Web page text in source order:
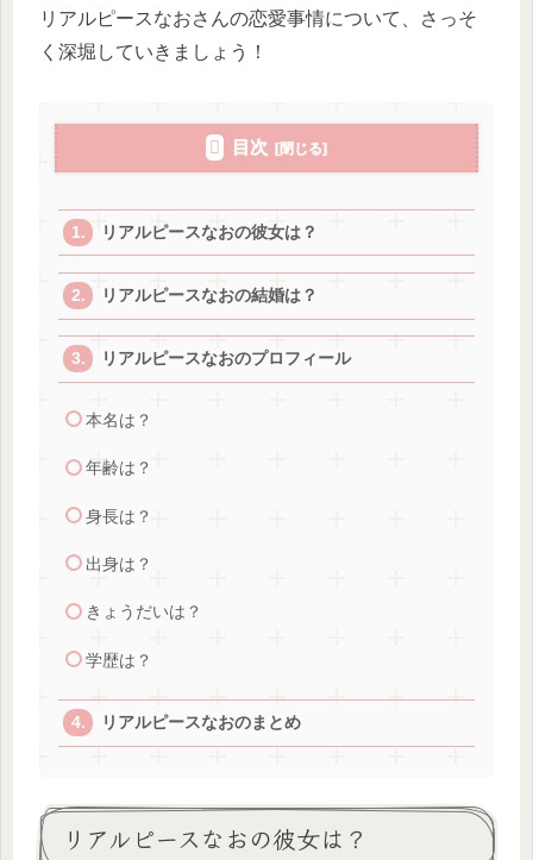
リアルピースなおさんの恋愛事情について、さっそ
く深堀していきましょう！
目次
リアルピースなおの彼女は？
リアルピースなおの結婚は？
リアルピースなおのプロフィール
本名は？
年齢は？
身長は？
出身は？
きょうだいは？
学歴は？
リアルピースなおのまとめ
リアルピースなおの彼女は？